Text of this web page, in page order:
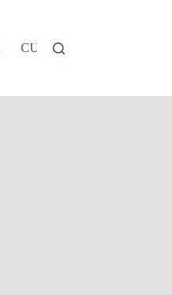
CUCINA E RICETTE